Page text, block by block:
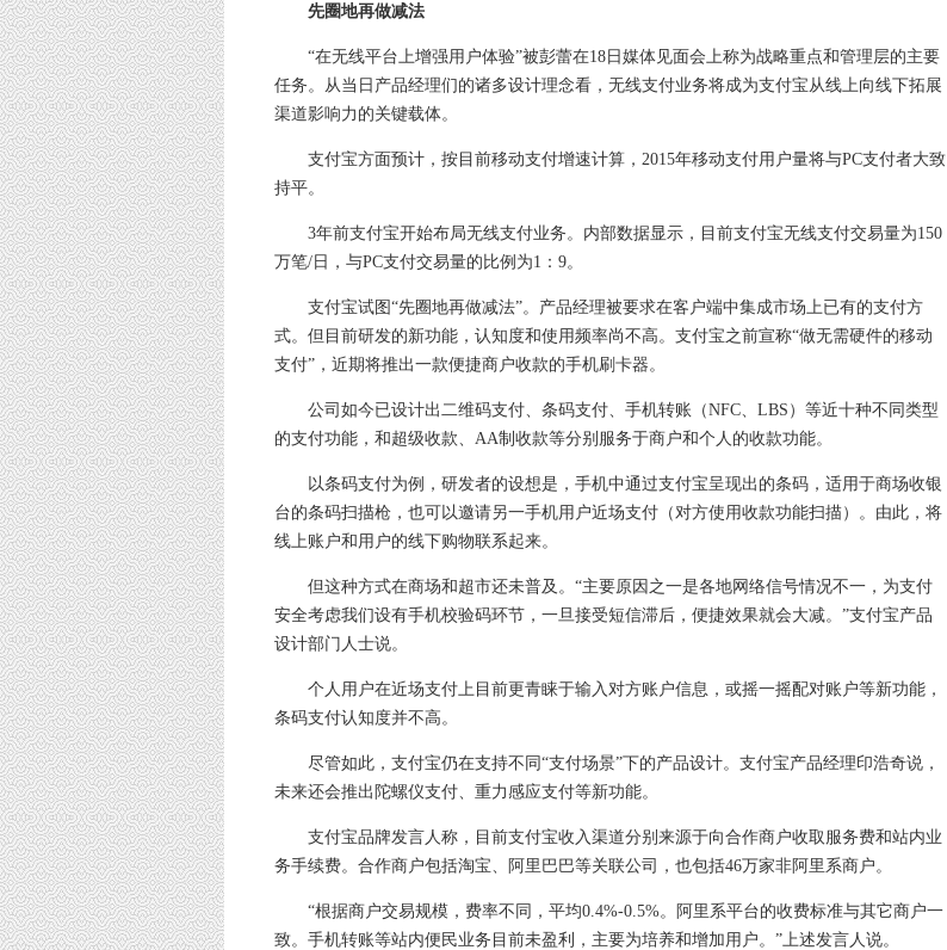
先圈地再做减法
“在无线平台上增强用户体验”被彭蕾在18日媒体见面会上称为战略重点和管理层的主要
任务。从当日产品经理们的诸多设计理念看，无线支付业务将成为支付宝从线上向线下拓展
渠道影响力的关键载体。
支付宝方面预计，按目前移动支付增速计算，2015年移动支付用户量将与PC支付者大致
持平。
3年前支付宝开始布局无线支付业务。内部数据显示，目前支付宝无线支付交易量为150
万笔/日，与PC支付交易量的比例为1：9。
支付宝试图“先圈地再做减法”。产品经理被要求在客户端中集成市场上已有的支付方
式。但目前研发的新功能，认知度和使用频率尚不高。支付宝之前宣称“做无需硬件的移动
支付”，近期将推出一款便捷商户收款的手机刷卡器。
公司如今已设计出二维码支付、条码支付、手机转账（NFC、LBS）等近十种不同类型
的支付功能，和超级收款、AA制收款等分别服务于商户和个人的收款功能。
以条码支付为例，研发者的设想是，手机中通过支付宝呈现出的条码，适用于商场收银
台的条码扫描枪，也可以邀请另一手机用户近场支付（对方使用收款功能扫描）。由此，将
线上账户和用户的线下购物联系起来。
但这种方式在商场和超市还未普及。“主要原因之一是各地网络信号情况不一，为支付
安全考虑我们设有手机校验码环节，一旦接受短信滞后，便捷效果就会大减。”支付宝产品
设计部门人士说。
个人用户在近场支付上目前更青睐于输入对方账户信息，或摇一摇配对账户等新功能，
条码支付认知度并不高。
尽管如此，支付宝仍在支持不同“支付场景”下的产品设计。支付宝产品经理印浩奇说，
未来还会推出陀螺仪支付、重力感应支付等新功能。
支付宝品牌发言人称，目前支付宝收入渠道分别来源于向合作商户收取服务费和站内业
务手续费。合作商户包括淘宝、阿里巴巴等关联公司，也包括46万家非阿里系商户。
“根据商户交易规模，费率不同，平均0.4%-0.5%。阿里系平台的收费标准与其它商户一
致。手机转账等站内便民业务目前未盈利，主要为培养和增加用户。”上述发言人说。